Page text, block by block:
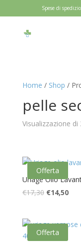
Spese di
Home / Shop /
pelle
Visualizzazione di
Offerta
Uriage Olio
€17,30 Il
era:
€17,30.
€14,50Il
è:
Offerta